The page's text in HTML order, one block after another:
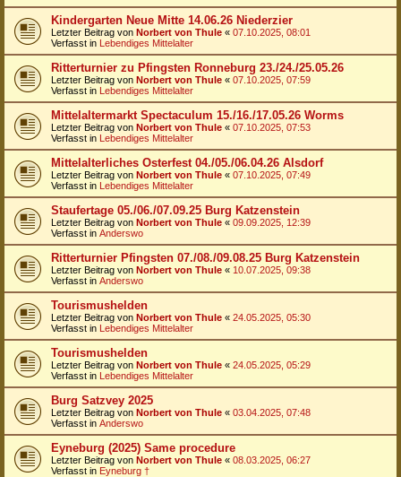
Kindergarten Neue Mitte 14.06.26 Niederzier
Letzter Beitrag von Norbert von Thule « 07.10.2025, 08:01
Verfasst in Lebendiges Mittelalter
Ritterturnier zu Pfingsten Ronneburg 23./24./25.05.26
Letzter Beitrag von Norbert von Thule « 07.10.2025, 07:59
Verfasst in Lebendiges Mittelalter
Mittelaltermarkt Spectaculum 15./16./17.05.26 Worms
Letzter Beitrag von Norbert von Thule « 07.10.2025, 07:53
Verfasst in Lebendiges Mittelalter
Mittelalterliches Osterfest 04./05./06.04.26 Alsdorf
Letzter Beitrag von Norbert von Thule « 07.10.2025, 07:49
Verfasst in Lebendiges Mittelalter
Staufertage 05./06./07.09.25 Burg Katzenstein
Letzter Beitrag von Norbert von Thule « 09.09.2025, 12:39
Verfasst in Anderswo
Ritterturnier Pfingsten 07./08./09.08.25 Burg Katzenstein
Letzter Beitrag von Norbert von Thule « 10.07.2025, 09:38
Verfasst in Anderswo
Tourismushelden
Letzter Beitrag von Norbert von Thule « 24.05.2025, 05:30
Verfasst in Lebendiges Mittelalter
Tourismushelden
Letzter Beitrag von Norbert von Thule « 24.05.2025, 05:29
Verfasst in Lebendiges Mittelalter
Burg Satzvey 2025
Letzter Beitrag von Norbert von Thule « 03.04.2025, 07:48
Verfasst in Anderswo
Eyneburg (2025) Same procedure
Letzter Beitrag von Norbert von Thule « 08.03.2025, 06:27
Verfasst in Eyneburg †